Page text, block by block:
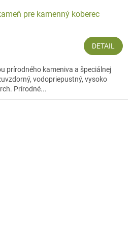
pre kamenný koberec
DETAIL
prírodného kameniva a špeciálnej
vodopriepustný, vysoko
Prírodné...